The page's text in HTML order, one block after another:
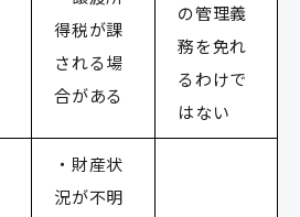
得税が課
される場
合がある
の管理義
務を免れ
るわけで
はない
・財産状
況が不明